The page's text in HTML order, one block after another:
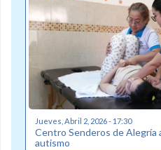
Jueves, Abril 2, 2026 - 17:30
Centro Senderos de Alegría
autismo